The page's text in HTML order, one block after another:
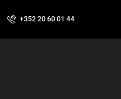
+352 20 60 01 44